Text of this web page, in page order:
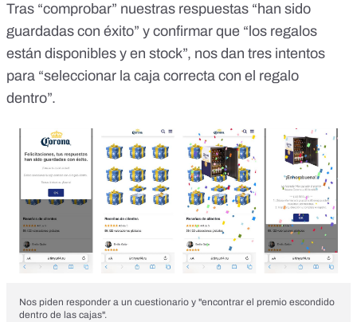
Tras “comprobar” nuestras respuestas “han sido
guardadas con éxito” y confirmar que “los regalos
están disponibles y en stock”, nos dan tres intentos
para “seleccionar la caja correcta con el regalo
dentro”.
Nos piden responder a un cuestionario y "encontrar el premio escondido
dentro de las cajas".